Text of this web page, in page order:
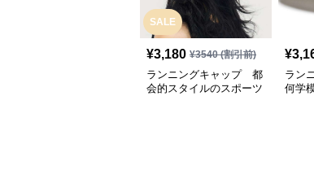
SALE
¥3,180 ¥3540(割引前)
ランニングキャップ 都
会的スタイルのスポーツ
¥
ラン
何学